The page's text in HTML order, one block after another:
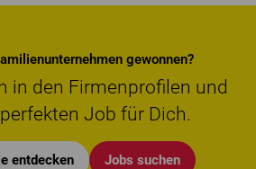
gewonnen?
in den Firmenprofilen und
Job für Dich.
entdecken Jobs suchen